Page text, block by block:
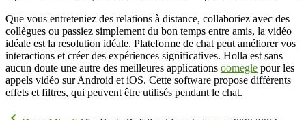
Que vous entreteniez des relations à distance, collaboriez avec des
collègues ou passiez simplement du bon temps entre amis, la vidéo
idéale est la resolution idéale. Plateforme de chat peut améliorer vos
interactions et créer des expériences significatives. Holla est sans
aucun doute une autre des meilleures applications oomegle pour les
appels vidéo sur Android et iOS. Cette software propose différents
effets et filtres, qui peuvent être utilisés pendant le chat.